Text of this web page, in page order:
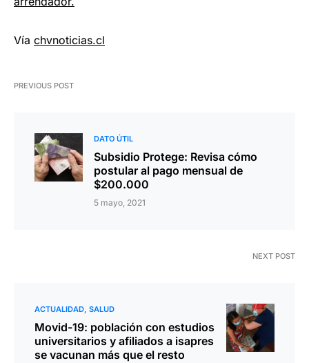
Vía chvnoticias.cl
PREVIOUS POST
DATO ÚTIL
Subsidio Protege: Revisa cómo
postular al pago mensual de
$200.000
5 mayo, 2021
NEXT POST
ACTUALIDAD SALUD
Movid-19: población con estudios
universitarios y afiliados a isapres
se vacunan más que el resto